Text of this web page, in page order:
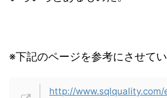
※下記のページを参考にさせてい
http://